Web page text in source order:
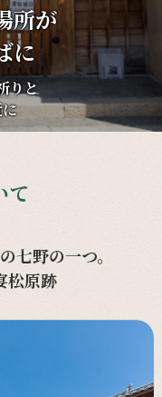
所が
に
りと
て
七野の一つ。
松原跡